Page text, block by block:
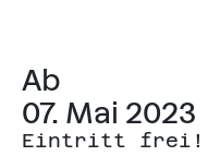
Ab
07. Mai 2023
Eintritt frei!